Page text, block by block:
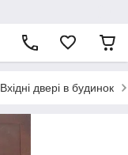
Вхідні двері в будинок